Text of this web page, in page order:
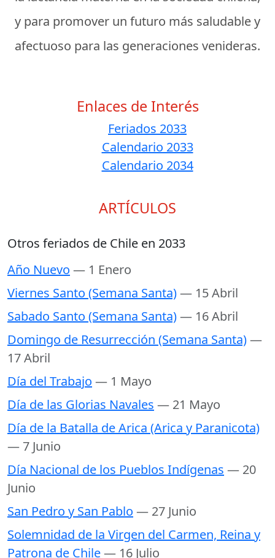
y para promover un futuro más saludable y
afectuoso para las generaciones venideras.
Enlaces de Interés
Feriados 2033
Calendario 2033
Calendario 2034
ARTÍCULOS
Otros feriados de Chile en 2033
Año Nuevo — 1 Enero
Viernes Santo (Semana Santa)— 15 Abril
Sabado Santo (Semana Santa)— 16 Abril
Domingo de Resurrección (Semana Santa)—
17 Abril
Día del Trabajo — 1 Mayo
Día de las Glorias Navales — 21 Mayo
Día de la Batalla de Arica (Arica y Paranicota)
— 7 Junio
Día Nacional de los Pueblos Indígenas — 20
Junio
San Pedro y San Pablo — 27 Junio
Solemnidad de la Virgen del Carmen, Reina y
Patrona de Chile— 16 Julio